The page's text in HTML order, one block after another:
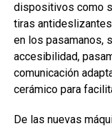
dispositivos como
tiras
en los pasamanos,
accesibilidad,
comunicación
cerámico para
De las nuevas